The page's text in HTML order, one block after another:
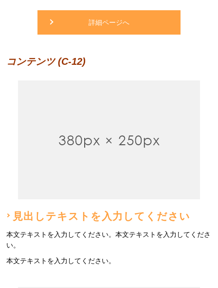
詳細ページへ
コンテンツ (C-12)
見出しテキストを入力してください
本文テキストを入力してください。本文テキストを入力してくださ
い。
本文テキストを入力してください。